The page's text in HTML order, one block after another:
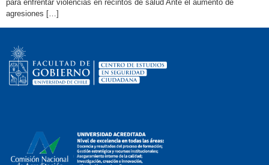
para enfrentar violencias en recintos de salud Ante el aumento de
agresiones […]